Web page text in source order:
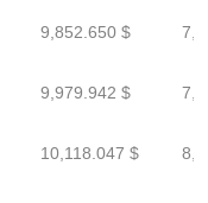
9,852.650 $
9,979.942 $
10,118.047 $